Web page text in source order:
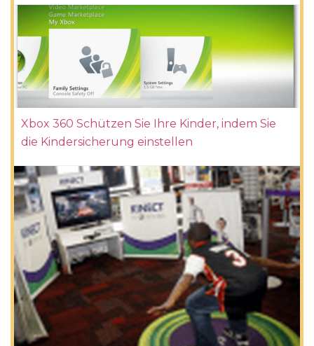
Xbox 360 Schützen Sie Ihre Kinder, indem Sie
die Kindersicherung einstellen